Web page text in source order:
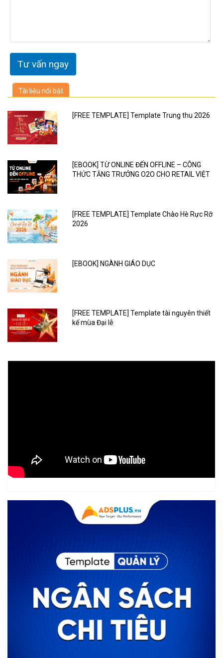
Tài liệu nổi bật
[FREE TEMPLATE] Template Trung thu 2026
[EBOOK] TỪ ONLINE ĐẾN OFFLINE – CÔNG
THỨC TĂNG TRƯỞNG O2O CHO RETAIL VIỆT
[FREE TEMPLATE] Template Chào Hè Rực Rỡ
2026
[EBOOK] NGÀNH GIÁO DỤC
[FREE TEMPLATE] Template tài nguyên thiết
kế mùa Đại lễ